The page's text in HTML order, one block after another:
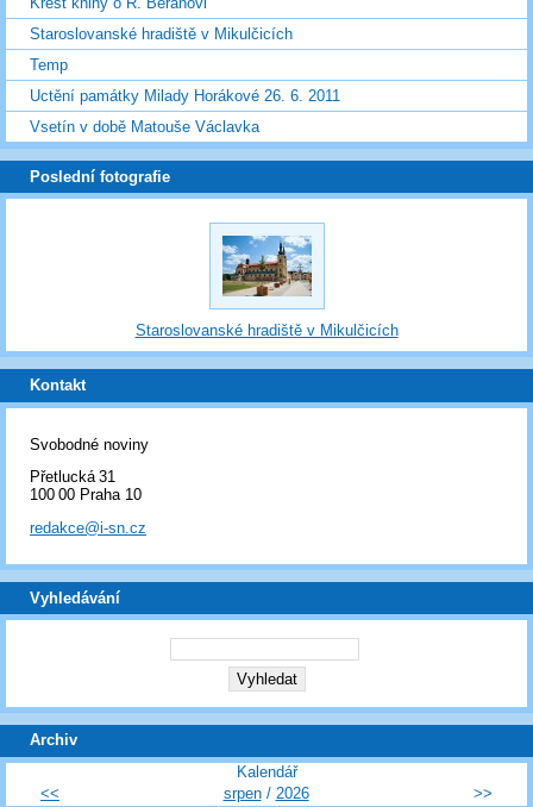
Staroslovanské hradiště v Mikulčicích
Temp
Uctění památky Milady Horákové 26. 6. 2011
Vsetín v době Matouše Václavka
Poslední fotografie
Staroslovanské hradiště v Mikulčicích
Kontakt
Svobodné noviny
Přetlucká 31
100 00 Praha 10
redakce@i-sn.cz
Vyhledávání
Archiv
Kalendář
<<
srpen/ 2026 >>